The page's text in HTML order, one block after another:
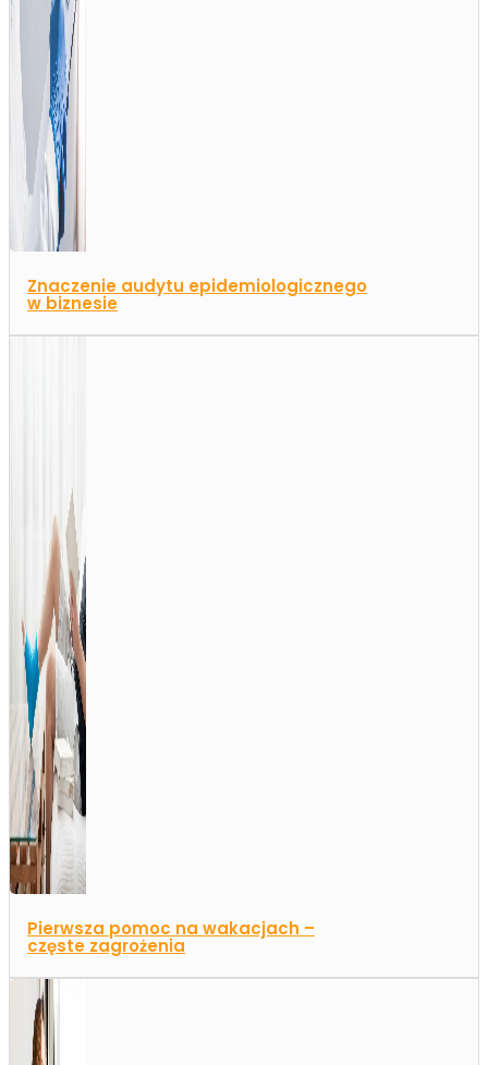
Znaczenie audytu epidemiologicznego
w biznesie
Pierwsza pomoc na wakacjach –
częste zagrożenia